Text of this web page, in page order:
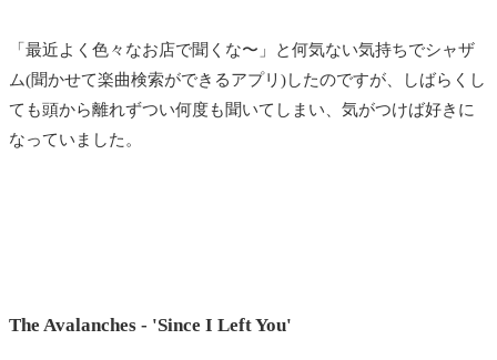
「最近よく色々なお店で聞くな〜」と何気ない気持ちでシャザ
ム(聞かせて楽曲検索ができるアプリ)したのですが、しばらくし
ても頭から離れずつい何度も聞いてしまい、気がつけば好きに
なっていました。
The Avalanches - 'Since I Left You'